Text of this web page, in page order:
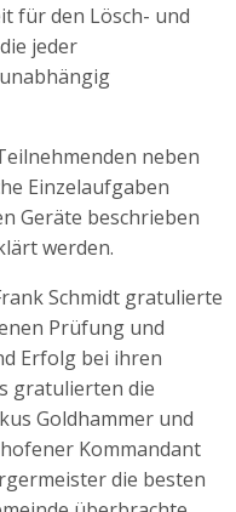
für den Lösch- und
jeder
neben
Einzelaufgaben
Geräte beschrieben
werden.
Schmidt gratulierte
Prüfung und
Erfolg bei ihren
gratulierten die
Goldhammer und
Kommandant
die besten